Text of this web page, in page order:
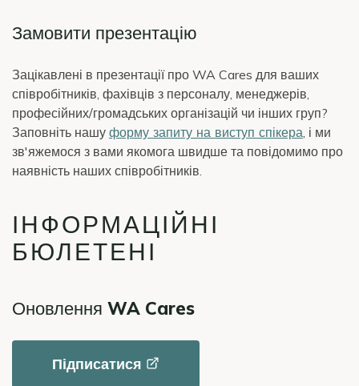
Замовити презентацію
Зацікавлені в презентації про WA Cares для ваших
співробітників, фахівців з персоналу, менеджерів,
професійних/громадських організацій чи інших груп?
Заповніть нашу форму запиту на виступ спікера, і ми
зв'яжемося з вами якомога швидше та повідомимо про
наявність наших співробітників.
ІНФОРМАЦІЙНІ
БЮЛЕТЕНІ
Оновлення WA Cares
Підписатися